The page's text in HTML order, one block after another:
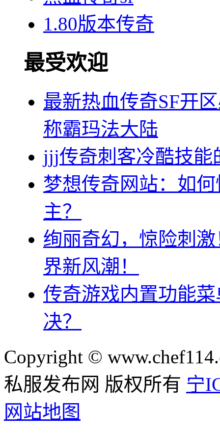
1.80版本传奇
最受欢迎
最新热血传奇SF开
称霸玛法大陆
jjj传奇刺客冷酷技能
梦想传奇网站：如
主？
绚丽奇幻，惊险刺
界新风潮！
传奇游戏内置功能
决？
Copyright ©
私服发布网 版权所有 宁
网站地图